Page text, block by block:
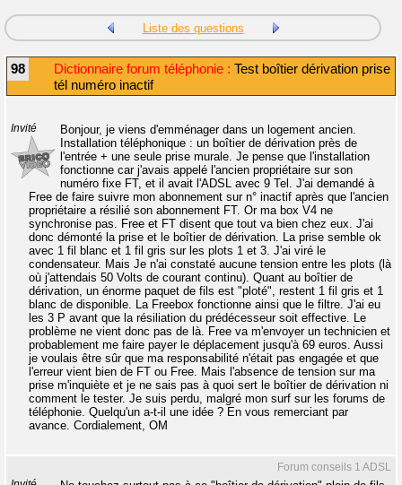
Liste des questions
98 Dictionnaire forum téléphonie : Test boîtier dérivation prise
tél numéro inactif
Invité
Bonjour, je viens d'emménager dans un logement ancien.
Installation téléphonique : un boîtier de dérivation près de
l'entrée + une seule prise murale. Je pense que l'installation
fonctionne car j'avais appelé l'ancien propriétaire sur son
numéro fixe FT, et il avait l'ADSL avec 9 Tel. J'ai demandé à
Free de faire suivre mon abonnement sur n° inactif après que l'ancien
propriétaire a résilié son abonnement FT. Or ma box V4 ne
synchronise pas. Free et FT disent que tout va bien chez eux. J'ai
donc démonté la prise et le boîtier de dérivation. La prise semble ok
avec 1 fil blanc et 1 fil gris sur les plots 1 et 3. J'ai viré le
condensateur. Mais Je n'ai constaté aucune tension entre les plots (là
où j'attendais 50 Volts de courant continu). Quant au boîtier de
dérivation, un énorme paquet de fils est "ploté", restent 1 fil gris et 1
blanc de disponible. La Freebox fonctionne ainsi que le filtre. J'ai eu
les 3 P avant que la résiliation du prédécesseur soit effective. Le
problème ne vient donc pas de là. Free va m'envoyer un technicien et
probablement me faire payer le déplacement jusqu'à 69 euros. Aussi
je voulais être sûr que ma responsabilité n'était pas engagée et que
l'erreur vient bien de FT ou Free. Mais l'absence de tension sur ma
prise m'inquiète et je ne sais pas à quoi sert le boîtier de dérivation ni
comment le tester. Je suis perdu, malgré mon surf sur les forums de
téléphonie. Quelqu'un a-t-il une idée ? En vous remerciant par
avance. Cordialement, OM
Forum conseils 1 ADSL